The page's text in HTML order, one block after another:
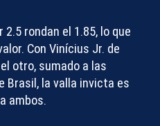
2.5rondan el 1.85, lo que
Con Vinícius Jr. de
otro, sumado a las
Brasil, la valla invicta es
ambos.